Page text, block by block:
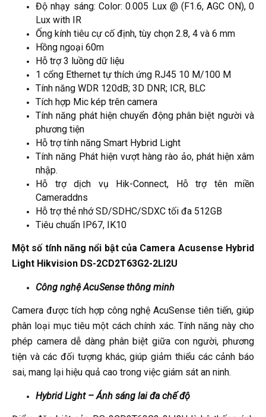
Độ nhạy sáng: Color: 0.005 Lux @ (F1.6, AGC ON), 0
Lux with IR
Ống kính tiêu cự cố định, tùy chọn 2.8, 4 và 6 mm
Hồng ngoại 60m
Hỗ trợ 3 luồng dữ liệu
1 cổng Ethernet tự thích ứng RJ45 10 M/100 M
Tính năng WDR 120dB; 3D DNR; ICR, BLC
Tích hợp Mic kép trên camera
Tính năng phát hiện chuyển động phân biệt người và
phương tiện
Hỗ trợ tính năng Smart Hybrid Light
Tính năng Phát hiện vượt hàng rào ảo, phát hiện xâm
nhập.
Hỗ trợ dịch vụ Hik-Connect, Hỗ trợ tên miền
Cameraddns
Hỗ trợ thẻ nhớ SD/SDHC/SDXC tối đa 512GB
Tiêu chuẩn IP67, IK10
Một số tính năng nổi bật của Camera Acusense Hybrid
Light Hikvision DS-2CD2T63G2-2LI2U
Công nghệ AcuSense thông minh
Camera được tích hợp công nghệ AcuSense tiên tiến, giúp
phân loại mục tiêu một cách chính xác. Tính năng này cho
phép camera dễ dàng phân biệt giữa con người, phương
tiện và các đối tượng khác, giúp giảm thiểu các cảnh báo
sai, mang lại hiệu quả cao trong việc giám sát an ninh.
Hybrid Light – Ánh sáng lai đa chế độ